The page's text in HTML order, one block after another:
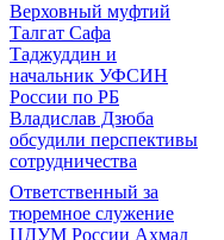
Верховный муфтий
Талгат Сафа
Таджуддин и
начальник УФСИН
России по РБ
Владислав Дзюба
обсудили перспективы
сотрудничества
Ответственный за
тюремное служение
ЦДУМ России Ахмад